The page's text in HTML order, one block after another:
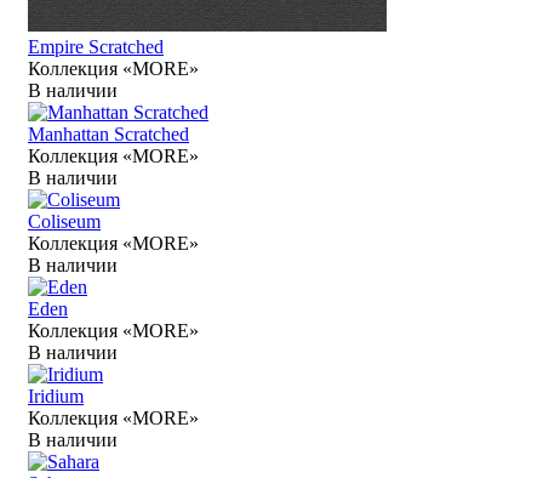
Empire Scratched
Коллекция «MORE»
В наличии
Manhattan Scratched
Коллекция «MORE»
В наличии
Coliseum
Коллекция «MORE»
В наличии
Eden
Коллекция «MORE»
В наличии
Iridium
Коллекция «MORE»
В наличии